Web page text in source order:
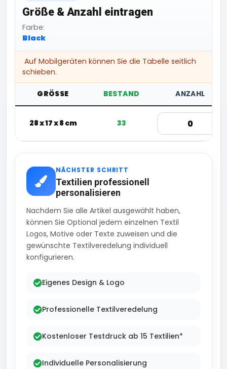
Größe & Anzahl eintragen
Farbe:
Black
Auf Mobilgeräten können Sie die Tabelle seitlich
schieben.
GRÖSSE BESTAND ANZAHL
28 x 17 x 8 cm 33
NÄCHSTER SCHRITT
Textilien professionell
personalisieren
Nachdem Sie alle Artikel ausgewählt haben,
können Sie Optional jedem einzelnen Textil
Logos, Motive oder Texte zuweisen und die
gewünschte Textilveredelung individuell
konfigurieren.
Eigenes Design & Logo
Professionelle Textilveredelung
Kostenloser Testdruck ab 15 Textilien*
Individuelle Personalisierung